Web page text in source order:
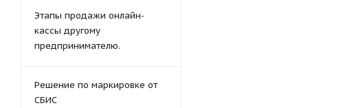
Этапы продажи онлайн-
кассы другому
предпринимателю.
Решение по маркировке от
СБИС